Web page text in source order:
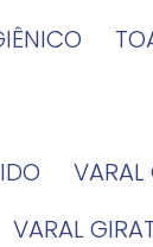
VARAL